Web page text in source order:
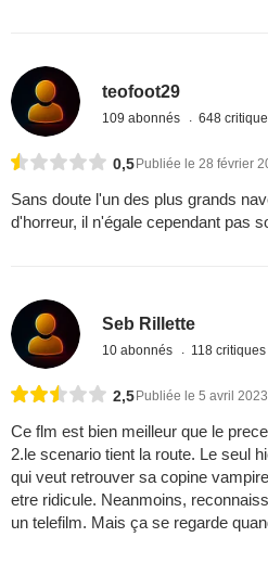
teofoot29
109 abonnés 648
0,5Publiée le 28 février
Sans doute l'un des plus grands
d'horreur, il n'égale cependant pas
Seb Rillette
10 abonnés 118 critiques
2,5Publiée le 5 avril 2023
Ce flm est bien meilleur que le
2.le scenario tient la route. Le seul
qui veut retrouver sa copine
etre ridicule. Neanmoins,
un telefilm. Mais ça se regarde